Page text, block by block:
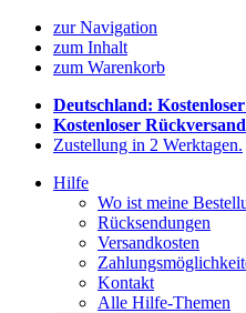
zur Navigation
zum Inhalt
zum Warenkorb
Deutschland:
Kostenloser Rückversand
Zustellung in 2 Werktagen.
Hilfe
Wo ist meine
Rücksendungen
Versandkosten
Kontakt
Alle Hilfe-Themen